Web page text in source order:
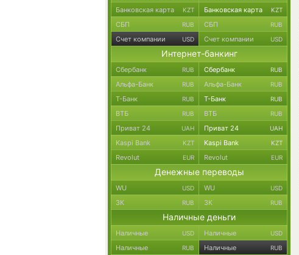
Банковская карта KZT Банковская карта KZT
СБП RUB СБП RUB
Счет компании USD Счет компании USD
Интернет-банкинг
Сбербанк RUB Сбербанк RUB
Альфа-Банк RUB Альфа-Банк RUB
Т-Банк RUB Т-Банк RUB
ВТБ RUB ВТБ RUB
Приват 24 UAH Приват 24 UAH
Kaspi Bank KZT Kaspi Bank KZT
Revolut EUR Revolut EUR
Денежные переводы
WU USD WU USD
ЗК RUB ЗК RUB
Наличные деньги
Наличные USD Наличные USD
Наличные RUB Наличные RUB